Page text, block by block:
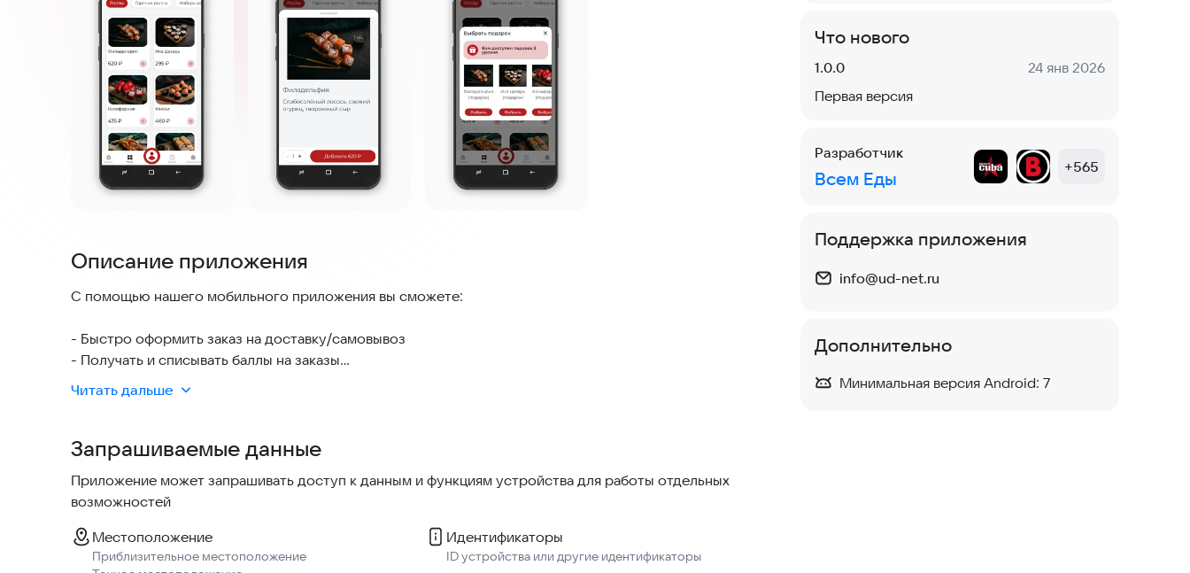
Описание приложения
С помощью нашего мобильного приложения вы сможете:
- Быстро оформить заказ на доставку/самовывоз
- Получать и списывать баллы на заказы
- Узнавать об акциях самыми первыми
- Получать эксклюзивные специальные предложения
Спасибо, что выбираете Се и Сразу
Паназия уже ждет вас!
Читать дальше
Запрашиваемые данные
Приложение может запрашивать доступ к данным и функциям устройства для работы отдельных
возможностей
Местоположение
Приблизительное местоположение
Идентификаторы
ID устройства или другие идентификаторы
Что нового
Версия:
1.0.0 Дата:
24 янв 2026
Первая версия
Разработчик
Всем Еды
+565
Поддержка приложения
info@ud-net.ru
Дополнительно
Минимальная версия Android: 7